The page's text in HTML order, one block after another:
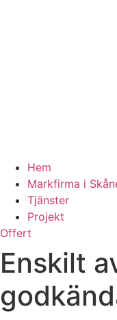
Hem
Markfirma i
Tjänster
Projekt
Offert
Enskilt